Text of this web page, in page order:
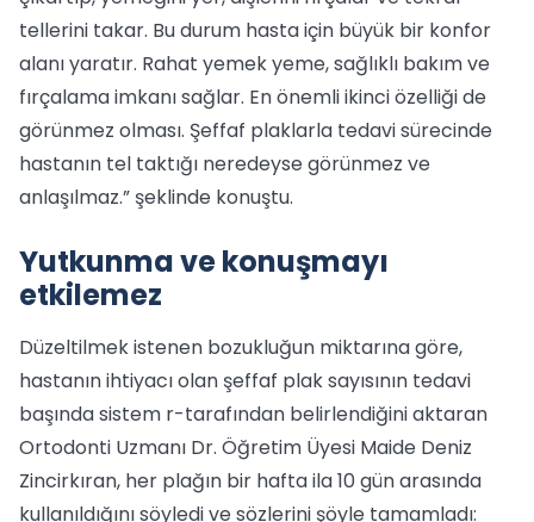
tellerini takar. Bu durum hasta için büyük bir konfor
alanı yaratır. Rahat yemek yeme, sağlıklı bakım ve
fırçalama imkanı sağlar. En önemli ikinci özelliği de
görünmez olması. Şeffaf plaklarla tedavi sürecinde
hastanın tel taktığı neredeyse görünmez ve
anlaşılmaz.” şeklinde konuştu.
Yutkunma ve konuşmayı
etkilemez
Düzeltilmek istenen bozukluğun miktarına göre,
hastanın ihtiyacı olan şeffaf plak sayısının tedavi
başında sistem r-tarafından belirlendiğini aktaran
Ortodonti Uzmanı Dr. Öğretim Üyesi Maide Deniz
Zincirkıran, her plağın bir hafta ila 10 gün arasında
kullanıldığını söyledi ve sözlerini şöyle tamamladı: